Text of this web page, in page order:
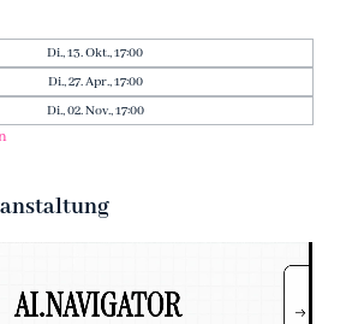
Di., 13. Okt., 17:00
Di., 27. Apr., 17:00
Di., 02. Nov., 17:00